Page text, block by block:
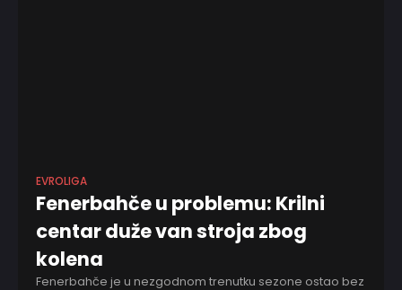
EVROLIGA
Fenerbahče u problemu: Krilni
centar duže van stroja zbog
kolena
Fenerbahče je u nezgodnom trenutku sezone ostao bez